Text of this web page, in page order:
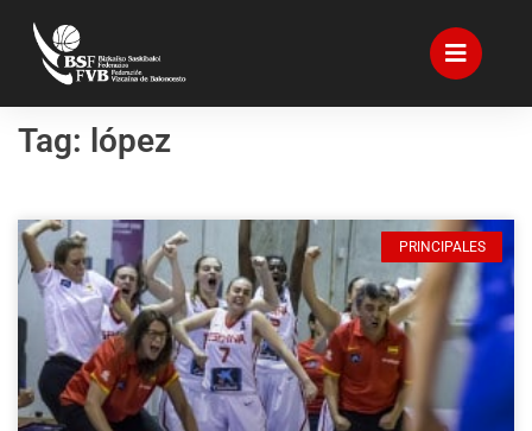
Tag: lópez
PRINCIPALES